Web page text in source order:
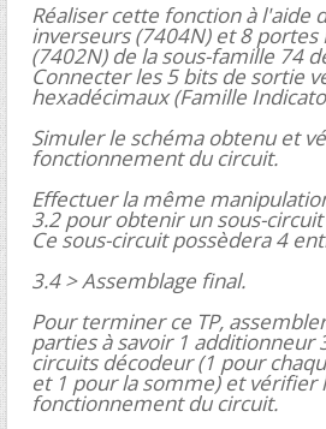
Réaliser cette fonction à l'aide
inverseurs (7404N) et 8 portes
(7402N) de la sous-famille 74
Connecter les 5 bits de sortie
hexadécimaux (Famille
Simuler le schéma obtenu et
fonctionnement du circuit.
Effectuer la même
3.2 pour obtenir un sous-
Ce sous-circuit possèdera 4
3.4 > Assemblage final.
Pour terminer ce TP,
parties à savoir 1 additionneur
circuits décodeur (1 pour
et 1 pour la somme) et vérifier
fonctionnement du circuit.